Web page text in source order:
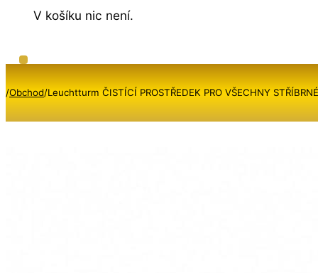
V košíku nic není.
/Obchod/Leuchtturm ČISTÍCÍ PROSTŘEDEK PRO VŠECHNY